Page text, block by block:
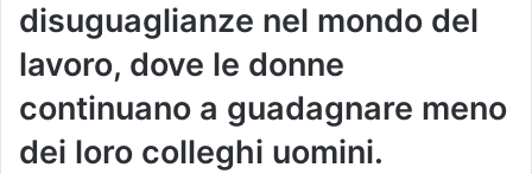
disuguaglianze nel mondo del
lavoro, dove le donne
continuano a guadagnare meno
dei loro colleghi uomini.